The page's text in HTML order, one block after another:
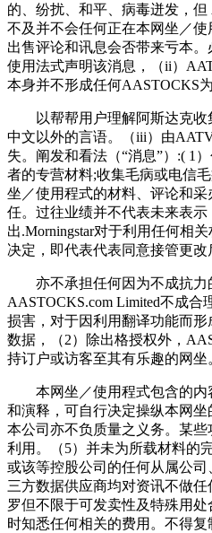
的、纷扰、和平、病毒迸发，但
不及并不会任何正在本网坐／
出售评论和讯息会否带来亏本
使用法式声明该消息，（ii）
本身并不形成任何AASTOCKS
以帮帮用户理解阿斯达克收
中文以外的言语。（iii）由
失。阐发和看法（“消息”）:( 1
者的专营材料;收集毛病或电信
坐／使用程式的材料、评论和
任。过往业绩并不代表未来表
出.Morningstar对于利用任何相
决定，即代表代表同意接管更改
亦不承担任何因为不成抗力
AASTOCKS.com Limited不成
损害，对于因利用翻译功能而形
数据，（2）除出格授权外，
持订户或访客至其有乐趣的网坐
本网坐／使用程式包含的内
和演释，可自行决定操纵本网坐
本公司亦不负质量之义务。某
利用。（5）并未为所载材料的
或该等控股公司的任何从属公
三方数据供应商均对资讯不做
罗但不限于可发卖性及特殊用
时知悉任何相关的费用。不得